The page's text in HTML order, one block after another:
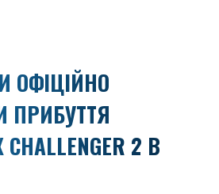
ОФІЦІЙНО
ПРИБУТТЯ
2 В